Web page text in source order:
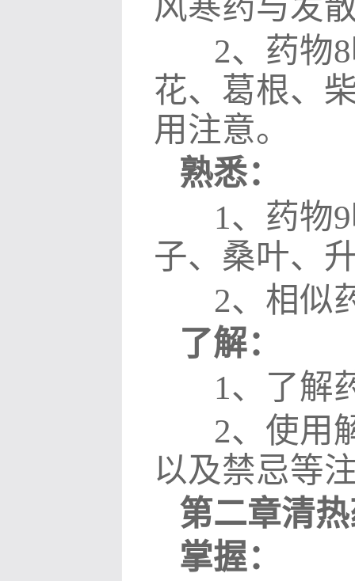
2、药物8
花、葛根、
用注意。
熟悉：
1、药物9
子、桑叶、
2、相似
了解：
1、了解
2、使用
以及禁忌等
第二章清
掌握：